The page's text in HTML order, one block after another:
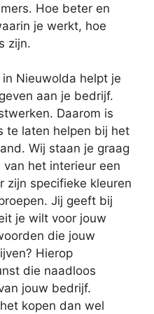
Hoe beter en
je werkt, hoe
zijn.
Nieuwolda helpt je
aan je bedrijf.
Daarom is
te laten helpen bij het
Wij staan je graag
het interieur een
zijn specifieke kleuren
Jij geeft bij
je wilt voor jouw
die jouw
Hierop
die naadloos
jouw bedrijf.
kopen dan wel